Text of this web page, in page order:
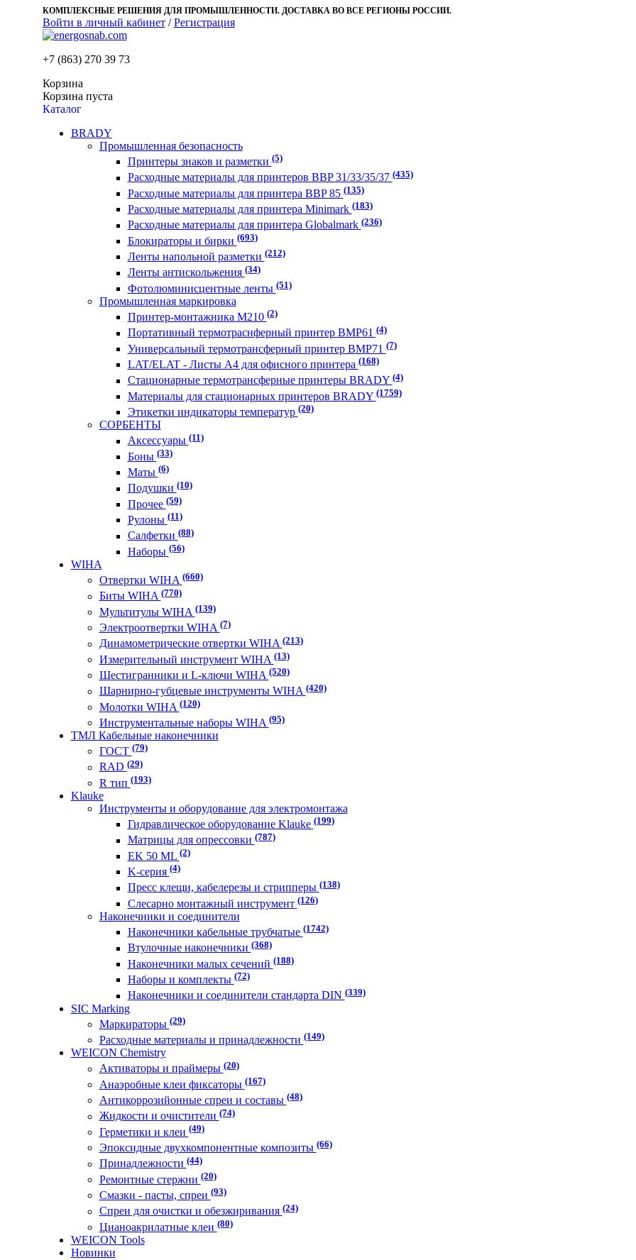
КОМПЛЕКСНЫЕ РЕШЕНИЯ ДЛЯ ПРОМЫШЛЕННОСТИ. ДОСТАВКА ВО ВСЕ РЕГИОНЫ РОССИИ.
Войти в личный кабинет/Регистрация
+7 (863) 270 39 73
Корзина
Корзина пуста
Каталог
BRADY
Промышленная безопасность
Принтеры знаков и разметки(5)
Расходные материалы для принтеров BBP 31/33/35/37(435)
Расходные материалы для принтера BBP 85(135)
Расходные материалы для принтера Minimark(183)
Расходные материалы для принтера Globalmark(236)
Блокираторы и бирки(693)
Ленты напольной разметки(212)
Ленты антискольжения(34)
Фотолюминисцентные ленты(51)
Промышленная маркировка
Принтер-монтажника M210(2)
Портативный термотраснферный принтер BMP61(4)
Универсальный термотрансферный принтер BMP71(7)
LAT/ELAT - Листы А4 для офисного принтера(168)
Стационарные термотрансферные принтеры BRADY(4)
Материалы для стационарных принтеров BRADY(1759)
Этикетки индикаторы температур(20)
СОРБЕНТЫ
Аксессуары(11)
Боны(33)
Маты(6)
Подушки(10)
Прочее(59)
Рулоны(11)
Салфетки(88)
Наборы(56)
WIHA
Отвертки WIHA(660)
Биты WIHA(770)
Мультитулы WIHA(139)
Электроотвертки WIHA(7)
Динамометрические отвертки WIHA(213)
Измерительный инструмент WIHA(13)
Шестигранники и L-ключи WIHA(520)
Шарнирно-губцевые инструменты WIHA(420)
Молотки WIHA(120)
Инструментальные наборы WIHA(95)
ТМЛ Кабельные наконечники
ГОСТ(79)
RAD(29)
R тип(193)
Klauke
Инструменты и оборудование для электромонтажа
Гидравлическое оборудование Klauke(199)
Матрицы для опрессовки(787)
EK 50 ML(2)
K-серия(4)
Пресс клещи, кабелерезы и стрипперы(138)
Слесарно монтажный инструмент(126)
Наконечники и соединители
Наконечники кабельные трубчатые(1742)
Втулочные наконечники(368)
Наконечники малых сечений(188)
Наборы и комплекты(72)
Наконечники и соединители стандарта DIN(339)
SIC Marking
Маркираторы(29)
Расходные материалы и принадлежности(149)
WEICON Chemistry
Активаторы и праймеры(20)
Анаэробные клеи фиксаторы(167)
Антикоррозийонные спреи и составы(48)
Жидкости и очистители(74)
Герметики и клеи(49)
Эпоксидные двухкомпонентные композиты(66)
Принадлежности(44)
Ремонтные стержни(20)
Смазки - пасты, спреи(93)
Спреи для очистки и обезжиривания(24)
Цианоакрилатные клеи(80)
WEICON Tools
Новинки